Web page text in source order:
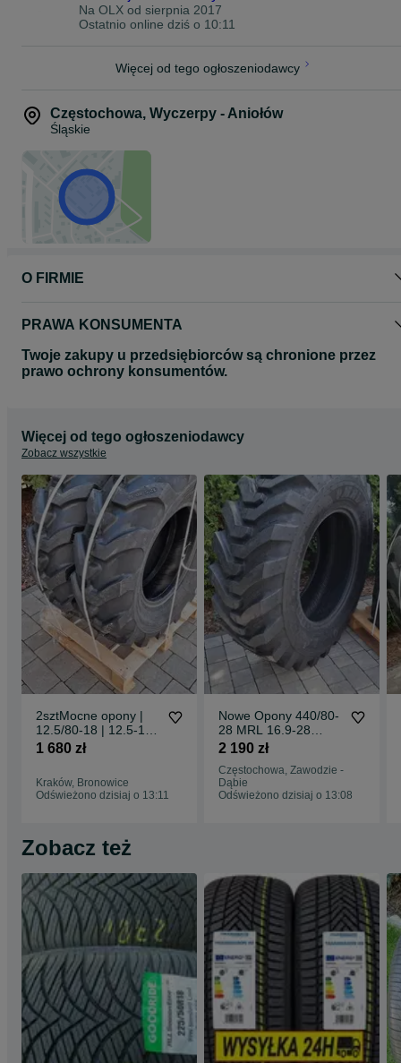
Na OLX od sierpnia 2017
Ostatnio online dziś o 10:11
Więcej od tego ogłoszeniodawcy
Częstochowa, Wyczerpy - Aniołów
Śląskie
O FIRMIE
PRAWA KONSUMENTA
Twoje zakupy u przedsiębiorców są chronione przez
prawo ochrony konsumentów.
Więcej od tego ogłoszeniodawcy
Zobacz wszystkie
2sztMocne opony |
12.5/80-18 | 12.5-18
MOCNE 12PR
1 680 zł
Kraków, Bronowice
Odświeżono dzisiaj o 13:11
Nowe Opony 440/80-
28 MRL 16.9-28
16PR 440/80-28
opony pobranie
dostawa 0zł
2 190 zł
Częstochowa, Zawodzie -
Dąbie
Odświeżono dzisiaj o 13:08
Zobacz też